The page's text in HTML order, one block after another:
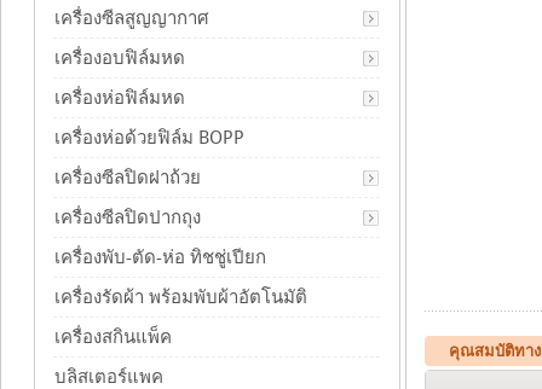
คุณสมบัติทาง
เครื่องซีลสูญญากาศ
เครื่องอบฟิล์มหด
เครื่องห่อฟิล์มหด
เครื่องห่อด้วยฟิล์ม BOPP
เครื่องซีลปิดฝาถ้วย
เครื่องซีลปิดปากถุง
เครื่องพับ-ตัด-ห่อ ทิชชู่เปียก
เครื่องรัดผ้า พร้อมพับผ้าอัตโนมัติ
เครื่องสกินแพ็ค
บลิสเตอร์แพค